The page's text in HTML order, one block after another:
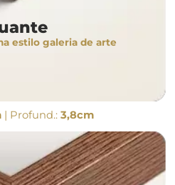
estilo galeria de arte
| Profund.: 3,8cm